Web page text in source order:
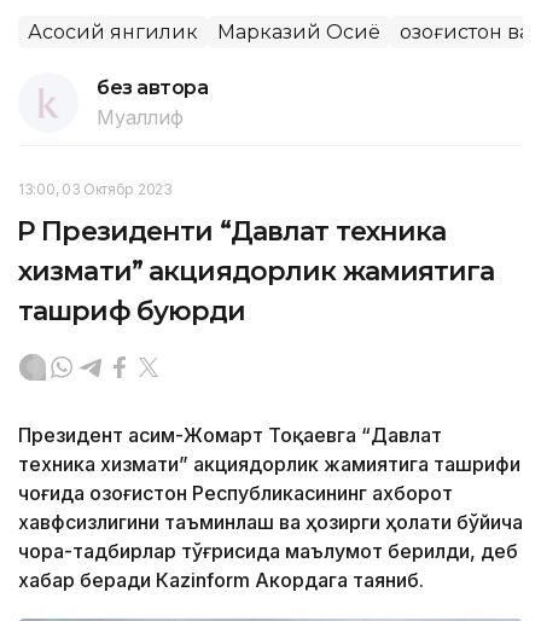
Асосий янгилик Марказий Осиё Қозоғистон
без автора
Муаллиф
13:00, 03 Октябр 2023
ҚР Президенти “Давлат техника
хизмати” акциядорлик жамиятига
ташриф буюрди
Президент Қасим-Жомарт Тоқаевга “Давлат
техника хизмати” акциядорлик жамиятига ташрифи
чоғида Қозоғистон Республикасининг ахборот
хавфсизлигини таъминлаш ва ҳозирги ҳолати бўйича
чора-тадбирлар тўғрисида маълумот берилди, деб
хабар беради Каzinform Акордага таяниб.